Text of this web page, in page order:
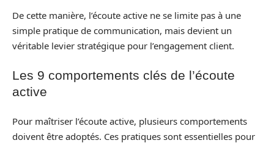
De cette manière, l’écoute active ne se limite pas à une
simple pratique de communication, mais devient un
véritable levier stratégique pour l’engagement client.
Les 9 comportements clés de l’écoute
active
Pour maîtriser l’écoute active, plusieurs comportements
doivent être adoptés. Ces pratiques sont essentielles pour